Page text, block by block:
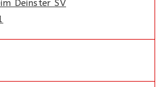
Deinster SV